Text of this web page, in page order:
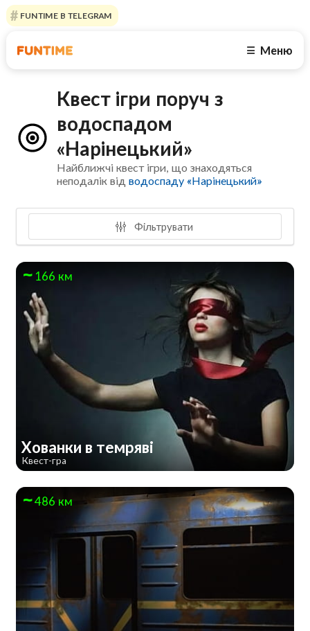
FUNTIME В TELEGRAM
☰ Меню
Квест ігри поруч з
водоспадом
«Нарінецький»
Найближчі квест ігри, що знаходяться
неподалік відводоспаду «Нарінецький»
Фільтрувати
166 км
Хованки в темряві
Квест-гра
486 км